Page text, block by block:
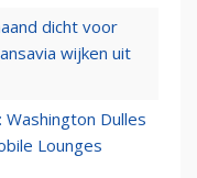
dicht voor
wijken uit
Dulles
Lounges